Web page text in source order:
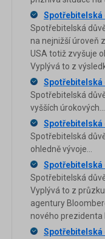
Spotřebitelská
Spotřebitelská
na nejnižší úroveň
USA totiž zvyšuje
Vyplývá to z
Spotřebitelská
Spotřebitelská
vyšších úrokových...
Spotřebitelská
Spotřebitelská
ohledně vývoje...
Spotřebitelská
Spotřebitelská
Vyplývá to z
agentury
nového prezidenta
Spotřebitelská